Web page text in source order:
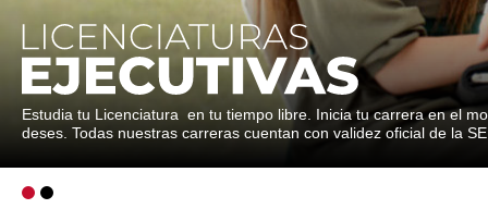
Estudia tu Licenciatura en tu tiempo libre. Inicia tu carrera en el
deses. Todas nuestras carreras cuentan con validez oficial de la